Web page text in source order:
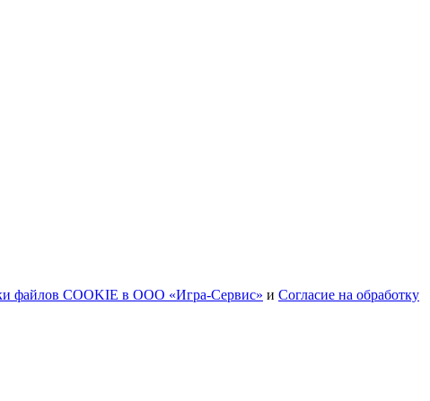
файлов COOKIE в ООО «Игра-Сервис» и Согласие на обработку